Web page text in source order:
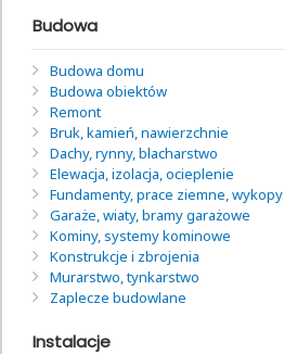
Budowa
Budowa domu
Budowa obiektów
Remont
Bruk, kamień, nawierzchnie
Dachy, rynny, blacharstwo
Elewacja, izolacja, ocieplenie
Fundamenty, prace ziemne, wykopy
Garaże, wiaty, bramy garażowe
Kominy, systemy kominowe
Konstrukcje i zbrojenia
Murarstwo, tynkarstwo
Zaplecze budowlane
Instalacje